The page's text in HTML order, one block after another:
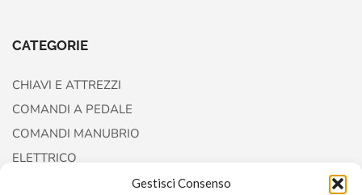
Gestisci Consenso
CATEGORIE
CHIAVI E ATTREZZI
COMANDI A PEDALE
COMANDI MANUBRIO
ELETTRICO
FORCELLE E AMMORTIZZATORI